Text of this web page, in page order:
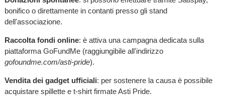
bonifico o direttamente in contanti presso gli stand
dell'associazione.
Raccolta fondi online: è attiva una campagna dedicata sulla
piattaforma GoFundMe (raggiungibile all'indirizzo
gofoundme.com/asti-pride).
Vendita dei gadget ufficiali: per sostenere la causa è possibile
acquistare spillette e t-shirt firmate Asti Pride.